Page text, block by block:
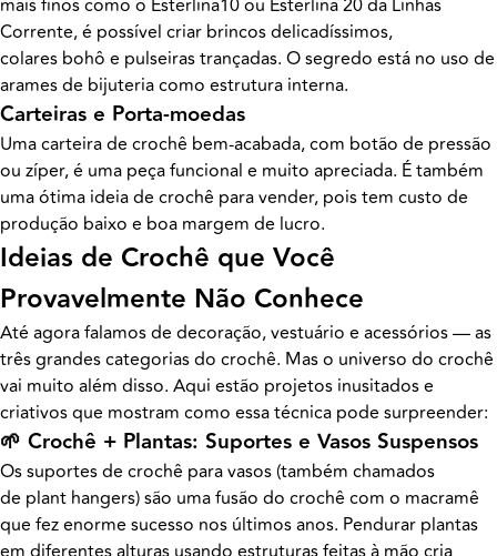
mais finos como o Esterlina10 ou Esterlina 20 da Linhas
Corrente, é possível criar brincos delicadíssimos,
colares bohô e pulseiras trançadas. O segredo está no uso de
arames de bijuteria como estrutura interna.
Carteiras e Porta-moedas
Uma carteira de crochê bem-acabada, com botão de pressão
ou zíper, é uma peça funcional e muito apreciada. É também
uma ótima ideia de crochê para vender, pois tem custo de
produção baixo e boa margem de lucro.
Ideias de Crochê que Você
Provavelmente Não Conhece
Até agora falamos de decoração, vestuário e acessórios — as
três grandes categorias do crochê. Mas o universo do crochê
vai muito além disso. Aqui estão projetos inusitados e
criativos que mostram como essa técnica pode surpreender:
🌱 Crochê + Plantas: Suportes e Vasos Suspensos
Os suportes de crochê para vasos (também chamados
de plant hangers) são uma fusão do crochê com o macramê
que fez enorme sucesso nos últimos anos. Pendurar plantas